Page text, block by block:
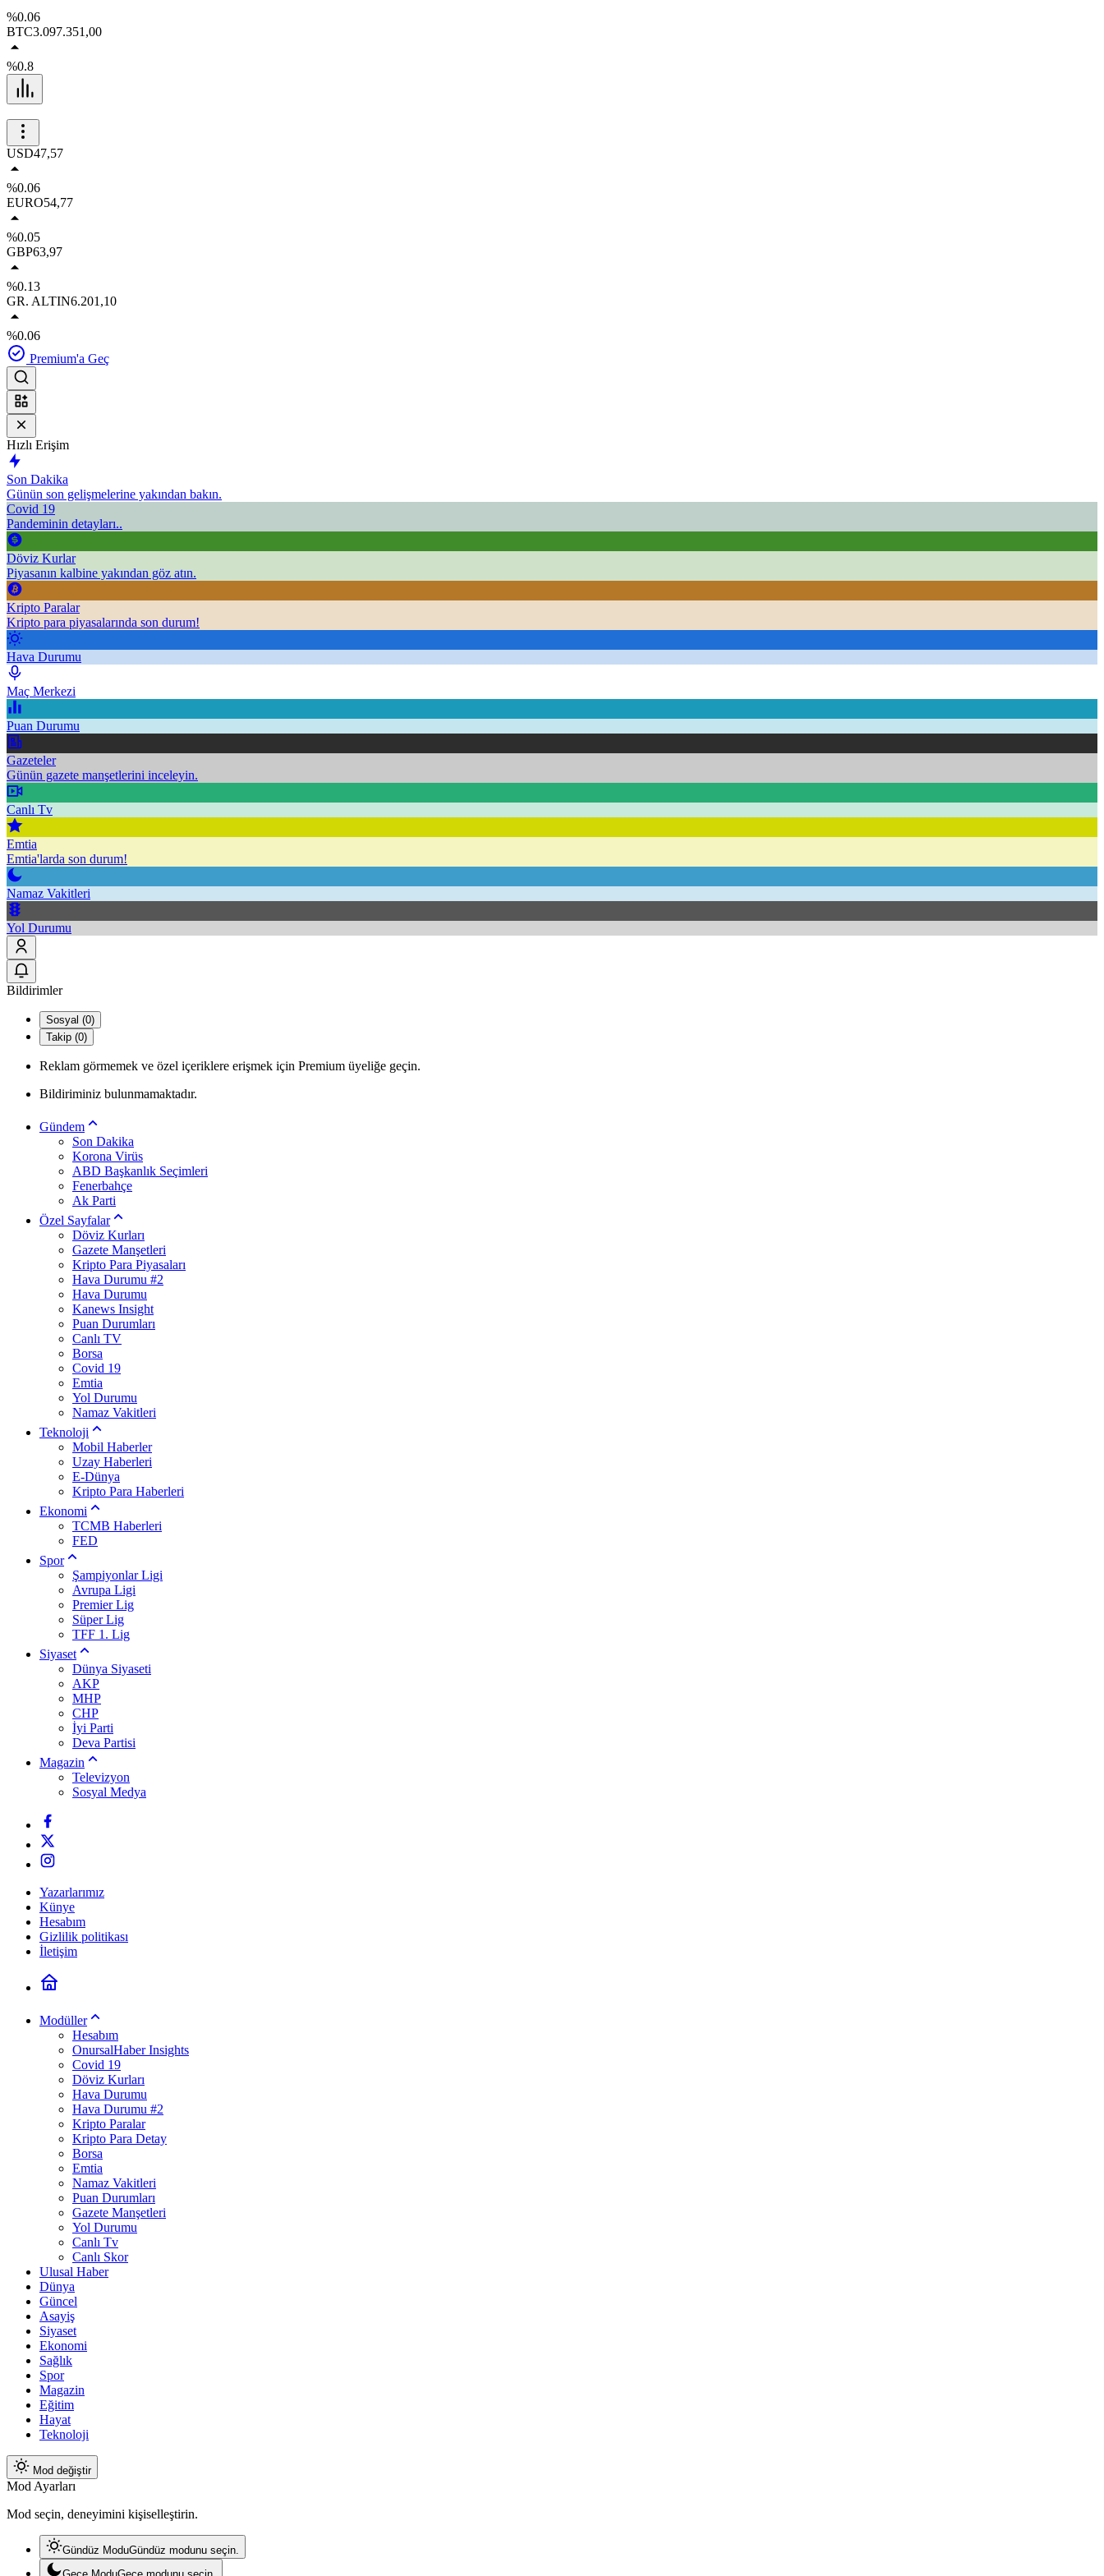
%0.06
BTC3.097.351,00
%0.8
USD47,57
%0.06
EURO54,77
%0.05
GBP63,97
%0.13
GR. ALTIN6.201,10
%0.06
Premium'a Geç
Hızlı Erişim
Son Dakika
Günün son gelişmelerine yakından bakın.
Covid 19
Pandeminin detayları..
Döviz Kurlar
Piyasanın kalbine yakından göz atın.
Kripto Paralar
Kripto para piyasalarında son durum!
Hava Durumu
Maç Merkezi
Puan Durumu
Gazeteler
Günün gazete manşetlerini inceleyin.
Canlı Tv
Emtia
Emtia'larda son durum!
Namaz Vakitleri
Yol Durumu
Bildirimler
Sosyal (0)
Takip (0)
Reklam görmemek ve özel içeriklere erişmek için Premium üyeliğe geçin.
Bildiriminiz bulunmamaktadır.
Gündem
Son Dakika
Korona Virüs
ABD Başkanlık Seçimleri
Fenerbahçe
Ak Parti
Özel Sayfalar
Döviz Kurları
Gazete Manşetleri
Kripto Para Piyasaları
Hava Durumu #2
Hava Durumu
Kanews Insight
Puan Durumları
Canlı TV
Borsa
Covid 19
Emtia
Yol Durumu
Namaz Vakitleri
Teknoloji
Mobil Haberler
Uzay Haberleri
E-Dünya
Kripto Para Haberleri
Ekonomi
TCMB Haberleri
FED
Spor
Şampiyonlar Ligi
Avrupa Ligi
Premier Lig
Süper Lig
TFF 1. Lig
Siyaset
Dünya Siyaseti
AKP
MHP
CHP
İyi Parti
Deva Partisi
Magazin
Televizyon
Sosyal Medya
Yazarlarımız
Künye
Hesabım
Gizlilik politikası
İletişim
Modüller
Hesabım
OnursalHaber Insights
Covid 19
Döviz Kurları
Hava Durumu
Hava Durumu #2
Kripto Paralar
Kripto Para Detay
Borsa
Emtia
Namaz Vakitleri
Puan Durumları
Gazete Manşetleri
Yol Durumu
Canlı Tv
Canlı Skor
Ulusal Haber
Dünya
Güncel
Asayiş
Siyaset
Ekonomi
Sağlık
Spor
Magazin
Eğitim
Hayat
Teknoloji
Mod değiştir
Mod Ayarları
Mod seçin, deneyimini kişiselleştirin.
Gündüz ModuGündüz modunu seçin.